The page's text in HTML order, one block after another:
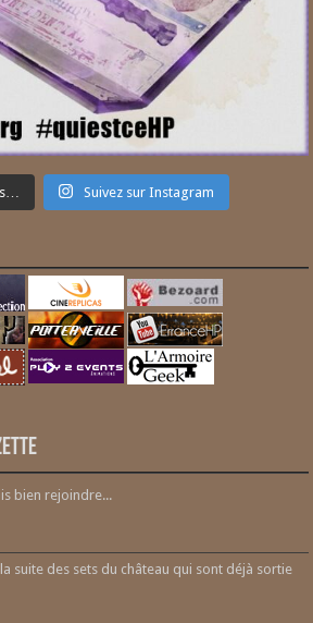
Suivez sur Instagram
bien rejoindre...
suite des sets du château qui sont déjà sortie